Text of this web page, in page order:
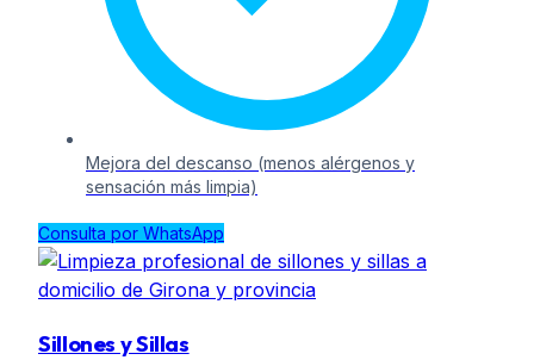
Mejora del descanso (menos alérgenos y
sensación más limpia)
Consulta por WhatsApp
Sillones y Sillas